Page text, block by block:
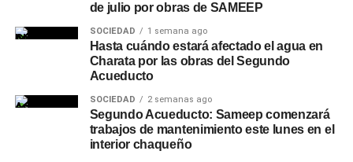
de julio por obras de SAMEEP
SOCIEDAD 1 semana ago
Hasta cuándo estará afectado el agua en
Charata por las obras del Segundo
Acueducto
SOCIEDAD 2 semanas ago
Segundo Acueducto: Sameep comenzará
trabajos de mantenimiento este lunes en el
interior chaqueño